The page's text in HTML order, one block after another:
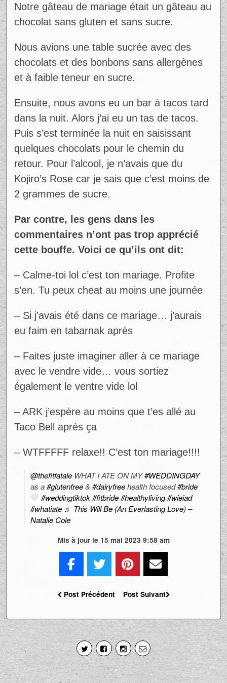
Notre gâteau de mariage était un gâteau au
chocolat sans gluten et sans sucre.
Nous avions une table sucrée avec des
chocolats et des bonbons sans allergènes
et à faible teneur en sucre.
Ensuite, nous avons eu un bar à tacos tard
dans la nuit. Alors j’ai eu un tas de tacos.
Puis s’est terminée la nuit en saisissant
quelques chocolats pour le chemin du
retour. Pour l’alcool, je n’avais que du
Kojiro’s Rose car je sais que c’est moins de
2 grammes de sucre.
Par contre, les gens dans les
commentaires n’ont pas trop apprécié
cette bouffe. Voici ce qu’ils ont dit:
– Calme-toi lol c’est ton mariage. Profite
s’en. Tu peux cheat au moins une journée
– Si j’avais été dans ce mariage… j’aurais
eu faim en tabarnak après
– Faites juste imaginer aller à ce mariage
avec le vendre vide… vous sortiez
également le ventre vide lol
– ARK j’espère au moins que t’es allé au
Taco Bell après ça
– WTFFFFF relaxe!! C’est ton mariage!!!!
@thefitfataleWHAT I ATE ON MY#WEDDINGDAY
as a#glutenfree& #dairyfreehealth focused#bride
#weddingtiktok#fitbride#healthyliving#wieiad
#whatiate ♬ This Will Be (An Everlasting Love) –
Natalie Cole
Mis à jour le 15 mai 2023 9:58 am
Post Précédent Post Suivant